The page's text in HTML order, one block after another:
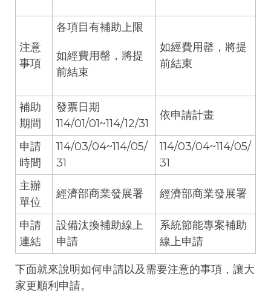
注意
事項
各項目有補助上限
如經費用罄，將提
前結束
如經費用罄，將提
前結束
補助
期間
發票日期
114/01/01~114/12/31
依申請計畫
申請
時間
114/03/04~114/05/
31
114/03/04~114/05/
31
主辦
單位
經濟部商業發展署 經濟部商業發展署
申請
連結
設備汰換補助線上
申請
系統節能專案補助
線上申請
下面就來說明如何申請以及需要注意的事項，讓大
家更順利申請。